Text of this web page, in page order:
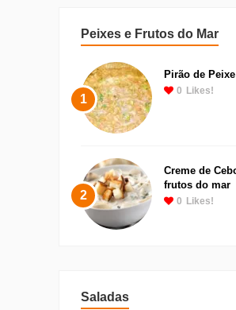
Peixes e Frutos do Mar
1
Pirão de Peixe
0 Likes!
2
Creme de
frutos do mar
0 Likes!
Saladas